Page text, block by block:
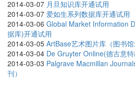
2014-03-07 月旦知识库开通试用
2014-03-07 爱如生系列数据库开通试用
2014-03-06 Global Market Information
据库)开通试用
2014-03-05 ArtBase艺术图片库（图书馆
2014-03-04 De Gruyter Online(德古意
2014-03-03 Palgrave Macmillan
刊）